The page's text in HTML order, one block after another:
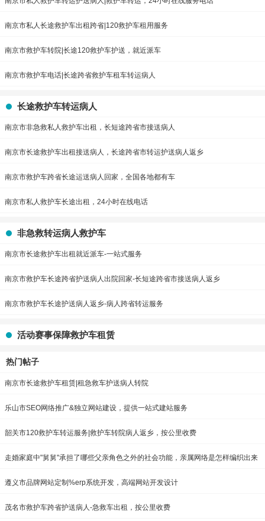
南京市私人长途救护车出租跨省|120救护车租用服务
南京市救护车转院|长途120救护车护送，就近派车
南京市救护车电话|长途跨省救护车租车转运病人
长途救护车转运病人
南京市非急救私人救护车出租，长短途跨省市接送病人
南京市长途救护车出租接送病人，长途跨省市转运护送病人返乡
南京市救护车跨省长途运送病人回家，全国各地都有车
南京市私人救护车长途出租，24小时在线电话
非急救转运病人救护车
南京市长途救护车出租就近派车-一站式服务
南京市救护车长途跨省护送病人出院回家-长短途跨省市接送病人返乡
南京市救护车长途护送病人返乡-病人跨省转运服务
活动赛事保障救护车租赁
热门帖子
南京市长途救护车租赁|租急救车护送病人转院
乐山市SEO网络推广&独立网站建设，提供一站式建站服务
韶关市120救护车转运服务|救护车转院病人返乡，按公里收费
走婚家庭中"舅舅"承担了哪些父亲角色之外的社会功能，亲属网络是怎样编织出来
的？
遵义市品牌网站定制%erp系统开发，高端网站开发设计
茂名市救护车跨省护送病人-急救车出租，按公里收费